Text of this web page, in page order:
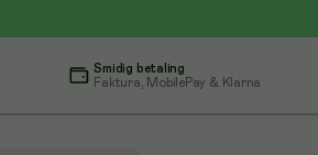
Smidig betaling
Faktura, MobilePay & Klarna